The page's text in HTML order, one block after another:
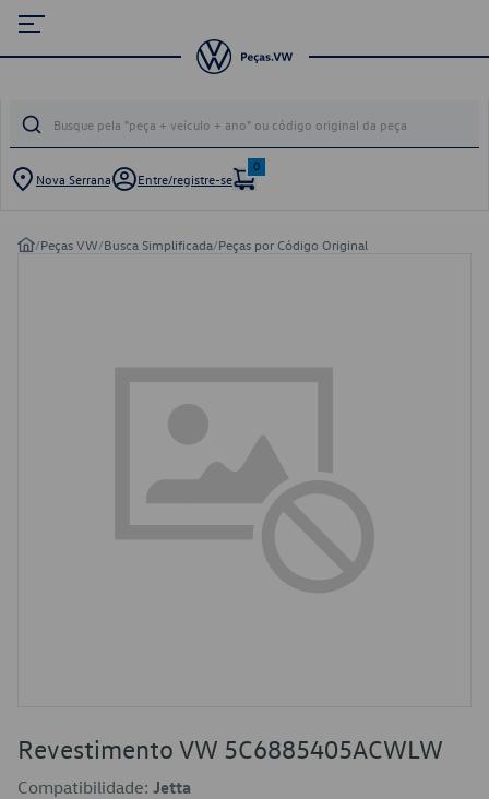
Nova Serrana Entre/registre-se
0
/Peças VW/Busca Simplificada/Peças por Código Original
Revestimento VW 5C6885405ACWLW
Compatibilidade: Jetta